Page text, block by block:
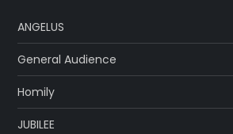
ANGELUS
General Audience
Homily
JUBILEE